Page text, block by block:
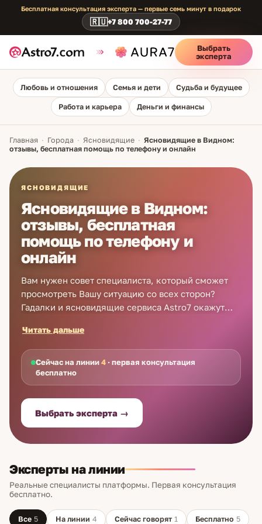
Бесплатная консультация эксперта — первые семь минут в подарок
🇷🇺+7 800 700-27-77
Выбрать
эксперта
Любовь и отношения Семья и дети Судьба и будущее
Работа и карьера Деньги и финансы
Главная · Города · Ясновидящие · Ясновидящие в Видном:
отзывы, бесплатная помощь по телефону и онлайн
ЯСНОВИДЯЩИЕ
Ясновидящие в Видном:
отзывы, бесплатная
помощь по телефону и
онлайн
Вам нужен совет специалиста, который сможет
просмотреть Вашу ситуацию со всех сторон?
Гадалки и ясновидящие сервиса Astro7 окажут
жизненной сфере. Настоящий ясновидящий в
Видном проведет консультацию по телефону или
онлайн в удобное для Вас время. Рекомендации
эксперта помогут обрести взаимопонимание в
семье, продвинуться по карьерной лестнице,
найти свою любовь. Лучшие ясновидящие
Видного готовы поговорить с Вами прямо сейчас!
Первая консультация совершенно бесплатно —
просто зарегистрируйтесь и закажите звонок.
Читать дальше
Сейчас на линии4 · первая консультация
бесплатно
Выбрать эксперта →
Эксперты на линии
Реальные специалисты платформы. Первая консультация
бесплатно.
Все 5 На линии 4 Сейчас говорят 1 Бесплатно 5